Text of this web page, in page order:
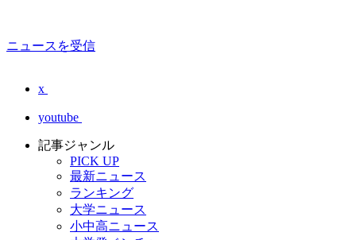
ニュースを受信
x
youtube
記事ジャンル
PICK UP
最新ニュース
ランキング
大学ニュース
小中高ニュース